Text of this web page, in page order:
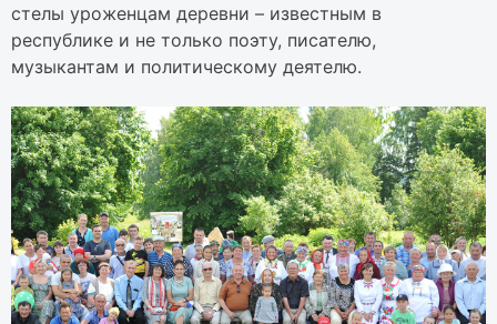
стелы уроженцам деревни – известным в
республике и не только поэту, писателю,
музыкантам и политическому деятелю.